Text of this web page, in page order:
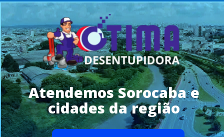
Atendemos Sorocaba e
cidades da região